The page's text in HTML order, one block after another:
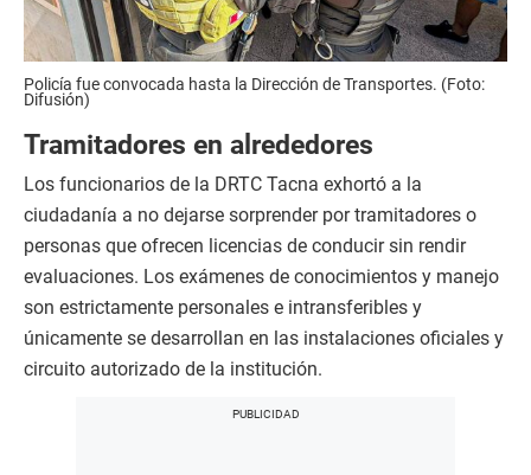
Policía fue convocada hasta la Dirección de Transportes. (Foto:
Difusión)
Tramitadores en alrededores
Los funcionarios de la DRTC Tacna exhortó a la
ciudadanía a no dejarse sorprender por tramitadores o
personas que ofrecen licencias de conducir sin rendir
evaluaciones. Los exámenes de conocimientos y manejo
son estrictamente personales e intransferibles y
únicamente se desarrollan en las instalaciones oficiales y
circuito autorizado de la institución.